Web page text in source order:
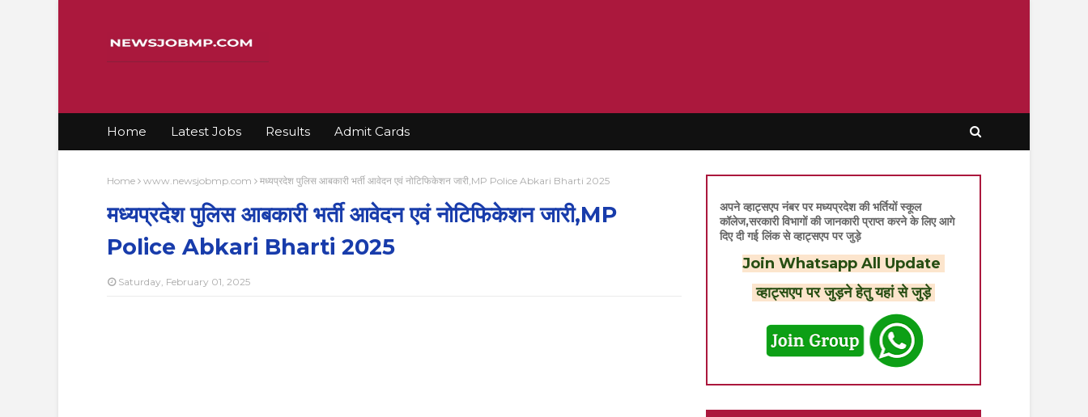
Home Latest Jobs Results Admit Cards
Home www.newsjobmp.com मध्यप्रदेश पुलिस आबकारी भर्ती आवेदन एवं नोटिफिकेशन जारी,MP Police Abkari Bharti 2025
मध्यप्रदेश पुलिस आबकारी भर्ती आवेदन एवं नोटिफिकेशन जारी,MP
Police Abkari Bharti 2025
Saturday, February 01, 2025
अपने व्हाट्सएप नंबर पर मध्यप्रदेश की भर्तियों स्कूल
कॉलेज,सरकारी विभागों की जानकारी प्राप्त करने के लिए आगे
दिए दी गई लिंक से व्हाट्सएप पर जुड़े
Join Whatsapp All Update
व्हाट्सएप पर जुड़ने हेतु यहां से जुड़े